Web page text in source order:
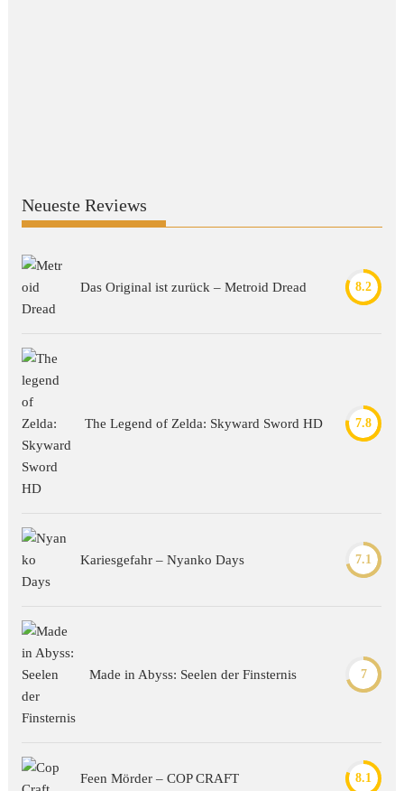
Neueste Reviews
Das Original ist zurück – Metroid Dread 8.2
The Legend of Zelda: Skyward Sword HD 7.8
Kariesgefahr – Nyanko Days 7.1
Made in Abyss: Seelen der Finsternis 7
Feen Mörder – COP CRAFT 8.1